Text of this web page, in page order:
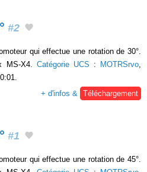
#2
qui effectue une rotation de 30°.
MS-X4. Catégorie UCS : MOTRSrvo,
+ d'infos & Téléchargement
#1
qui effectue une rotation de 45°.